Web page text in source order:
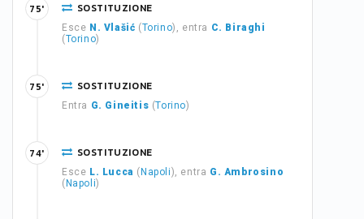
SOSTITUZIONE
Esce N. Vlašić (Torino), entra C. Biraghi
(Torino)
75'
SOSTITUZIONE
Entra G. Gineitis (Torino)
75'
SOSTITUZIONE
Esce L. Lucca ( Napoli), entra G. Ambrosino
( Napoli)
74'